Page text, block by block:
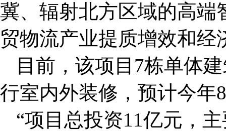
冀、辐射北方区域的高端
贸物流产业提质增效和
目前，该项目7栋单体
行室内外装修，预计今年
“项目总投资11亿元，